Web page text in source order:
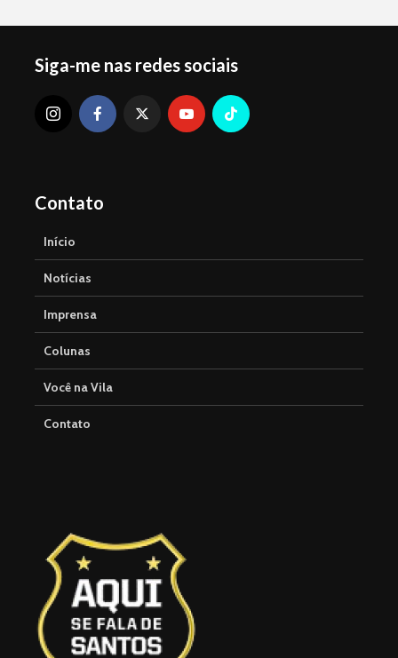
Siga-me nas redes sociais
Contato
Início
Notícias
Imprensa
Colunas
Você na Vila
Contato